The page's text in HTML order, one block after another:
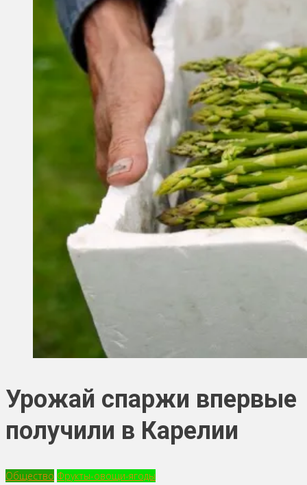
Урожай спаржи впервые
получили в Карелии
Общество Фрукты-овощи-ягоды